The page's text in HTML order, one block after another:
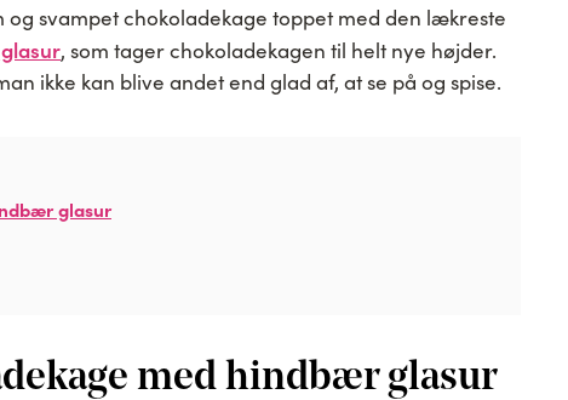
og svampet chokoladekage toppet med den lækreste
, som tager chokoladekagen til helt nye højder.
ikke kan blive andet end glad af, at se på og spise.
glasur
med hindbær glasur